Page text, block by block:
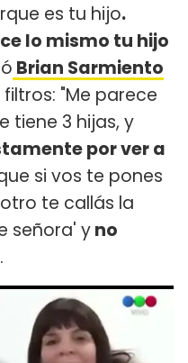
es tu hijo.
lo mismo tu hijo
Brian Sarmiento
"Me parece
tiene 3 hijas, y
por ver a
si vos te pones
te callás la
señora' yno